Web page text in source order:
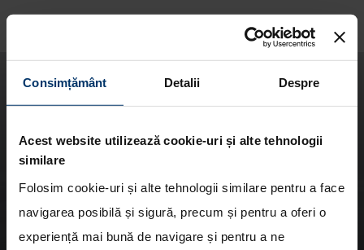
Consimțământ Detalii Despre
Acest website utilizează cookie-uri și alte tehnologii
similare
Folosim cookie-uri și alte tehnologii similare pentru a face
navigarea posibilă și sigură, precum și pentru a oferi o
experiență mai bună de navigare și pentru a ne